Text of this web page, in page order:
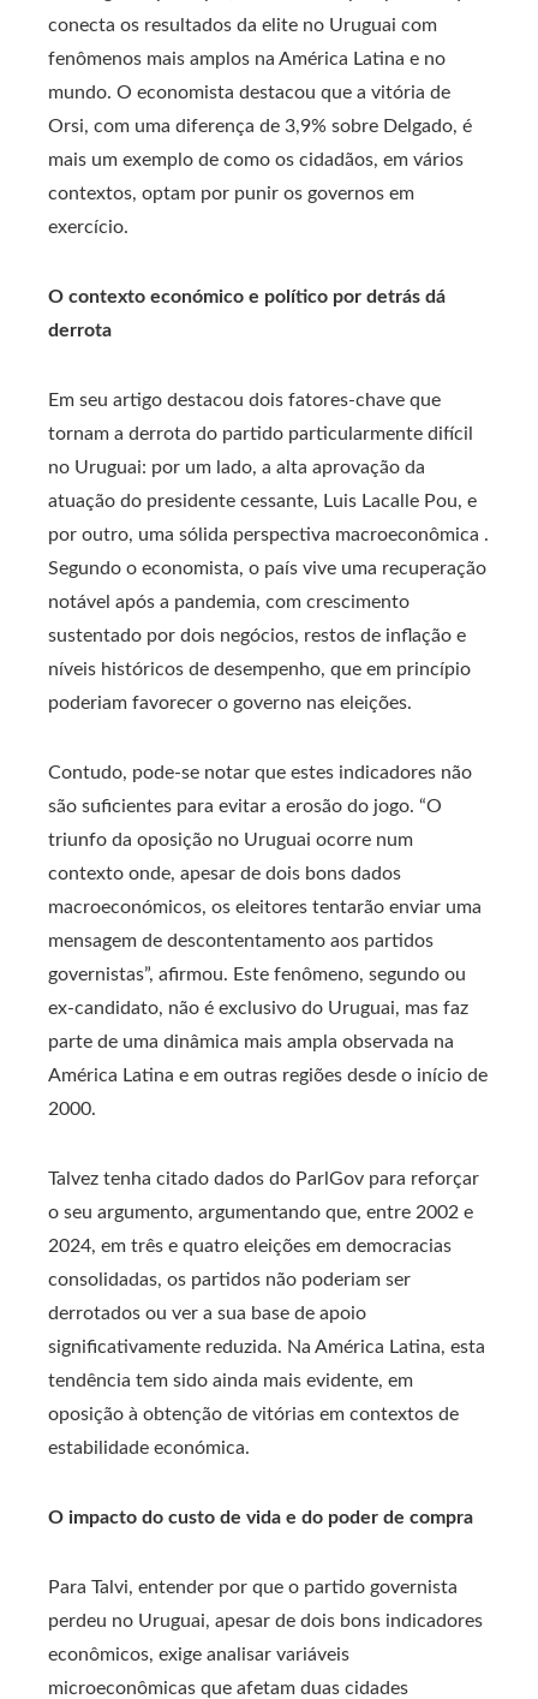
conecta os resultados da elite no Uruguai com
fenômenos mais amplos na América Latina e no
mundo. O economista destacou que a vitória de
Orsi, com uma diferença de 3,9% sobre Delgado, é
mais um exemplo de como os cidadãos, em vários
contextos, optam por punir os governos em
exercício.
O contexto económico e político por detrás dá
derrota
Em seu artigo destacou dois fatores-chave que
tornam a derrota do partido particularmente difícil
no Uruguai: por um lado, a alta aprovação da
atuação do presidente cessante, Luis Lacalle Pou, e
por outro, uma sólida perspectiva macroeconômica .
Segundo o economista, o país vive uma recuperação
notável após a pandemia, com crescimento
sustentado por dois negócios, restos de inflação e
níveis históricos de desempenho, que em princípio
poderiam favorecer o governo nas eleições.
Contudo, pode-se notar que estes indicadores não
são suficientes para evitar a erosão do jogo. “O
triunfo da oposição no Uruguai ocorre num
contexto onde, apesar de dois bons dados
macroeconómicos, os eleitores tentarão enviar uma
mensagem de descontentamento aos partidos
governistas”, afirmou. Este fenômeno, segundo ou
ex-candidato, não é exclusivo do Uruguai, mas faz
parte de uma dinâmica mais ampla observada na
América Latina e em outras regiões desde o início de
2000.
Talvez tenha citado dados do ParlGov para reforçar
o seu argumento, argumentando que, entre 2002 e
2024, em três e quatro eleições em democracias
consolidadas, os partidos não poderiam ser
derrotados ou ver a sua base de apoio
significativamente reduzida. Na América Latina, esta
tendência tem sido ainda mais evidente, em
oposição à obtenção de vitórias em contextos de
estabilidade económica.
O impacto do custo de vida e do poder de compra
Para Talvi, entender por que o partido governista
perdeu no Uruguai, apesar de dois bons indicadores
econômicos, exige analisar variáveis ​​
microeconômicas que afetam duas cidades